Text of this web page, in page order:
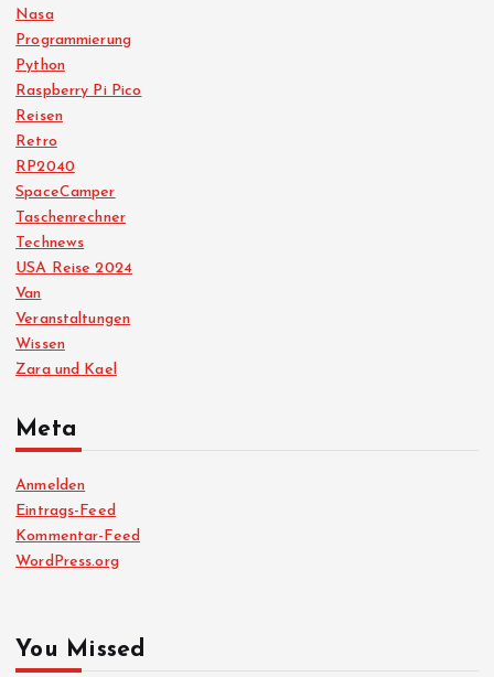
Nasa
Programmierung
Python
Raspberry Pi Pico
Reisen
Retro
RP2040
SpaceCamper
Taschenrechner
Technews
USA Reise 2024
Van
Veranstaltungen
Wissen
Zara und Kael
Meta
Anmelden
Eintrags-Feed
Kommentar-Feed
WordPress.org
You Missed